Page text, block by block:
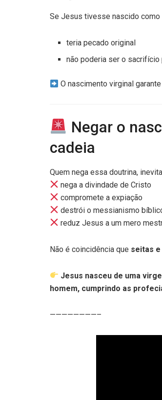
Se Jesus tivesse nascido como
teria pecado original
não poderia ser o
O nascimento virginal
Negar o
cadeia
Quem nega essa doutrina,
nega a divindade de Cristo
compromete a expiação
destrói o messianismo
reduz Jesus a um mero
Não é coincidência que seitas
Jesus nasceu de uma
homem, cumprindo as
————————–